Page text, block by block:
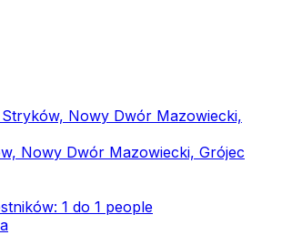
Stryków, Nowy Dwór Mazowiecki,
Nowy Dwór Mazowiecki, Grójec
1 do 1 people